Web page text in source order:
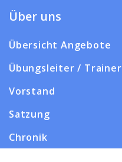
Über uns
Übersicht Angebote
Übungsleiter / Trainer
Vorstand
Satzung
Chronik